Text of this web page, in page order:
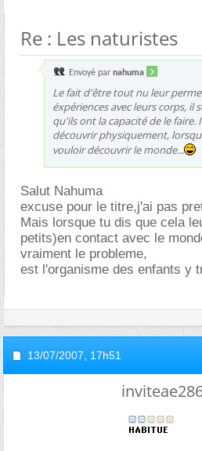
Re : Les naturistes
Envoyé par nahuma
Le fait d'être tout nu leur
éxpériences avec leurs corps, il
qu'ils ont la capacité de le faire.
découvrir physiquement,
vouloir découvrir le monde...
Salut Nahuma
excuse pour le titre,j'ai pas
Mais lorsque tu dis que cela
petits)en contact avec le
vraiment le probleme,
est l'organisme des enfants y
13/07/2007, 17h51